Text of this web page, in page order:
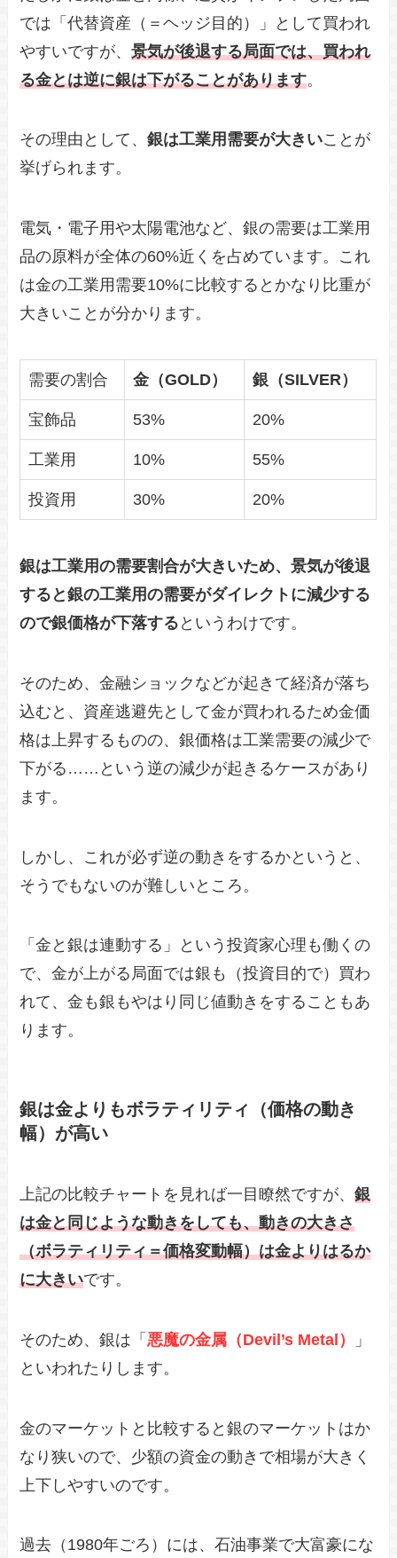
では「代替資産（＝ヘッジ目的）」として買われ
やすいですが、景気が後退する局面では、買われ
る金とは逆に銀は下がることがあります。
その理由として、銀は工業用需要が大きいことが
挙げられます。
電気・電子用や太陽電池など、銀の需要は工業用
品の原料が全体の60%近くを占めています。これ
は金の工業用需要10%に比較するとかなり比重が
大きいことが分かります。
需要の割合 金（GOLD） 銀（SILVER）
宝飾品 53% 20%
工業用 10% 55%
投資用 30% 20%
銀は工業用の需要割合が大きいため、景気が後退
すると銀の工業用の需要がダイレクトに減少する
ので銀価格が下落する というわけです。
そのため、金融ショックなどが起きて経済が落ち
込むと、資産逃避先として金が買われるため金価
格は上昇するものの、銀価格は工業需要の減少で
下がる……という逆の減少が起きるケースがあり
ます。
しかし、これが必ず逆の動きをするかというと、
そうでもないのが難しいところ。
「金と銀は連動する」という投資家心理も働くの
で、金が上がる局面では銀も（投資目的で）買わ
れて、金も銀もやはり同じ値動きをすることもあ
ります。
銀は金よりもボラティリティ（価格の動き
幅）が高い
上記の比較チャートを見れば一目瞭然ですが、銀
は金と同じような動きをしても、動きの大きさ
（ボラティリティ＝価格変動幅）は金よりはるか
に大きいです。
そのため、銀は「 悪魔の金属（Devil’s Metal）
」
といわれたりします。
金のマーケットと比較すると銀のマーケットはか
なり狭いので、少額の資金の動きで相場が大きく
上下しやすいのです。
過去（1980年ごろ）には、石油事業で大富豪にな